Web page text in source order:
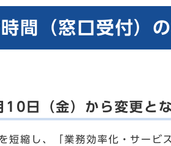
間（窓口受付）
日（金）から変更と
短縮し、「業務効率化・サービ